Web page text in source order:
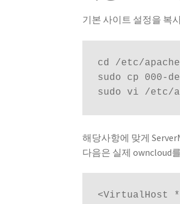
기본 사이트 설정을 복
cd /etc/
sudo cp 000-
sudo vi /etc/
해당사항에 맞게
다음은 실제 owncloud
<VirtualHost